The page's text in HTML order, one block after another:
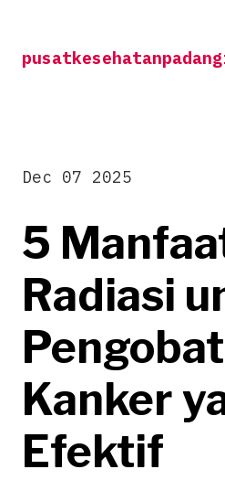
content
5
Radiasi
Kanker
Efektif
Dec 07 2025